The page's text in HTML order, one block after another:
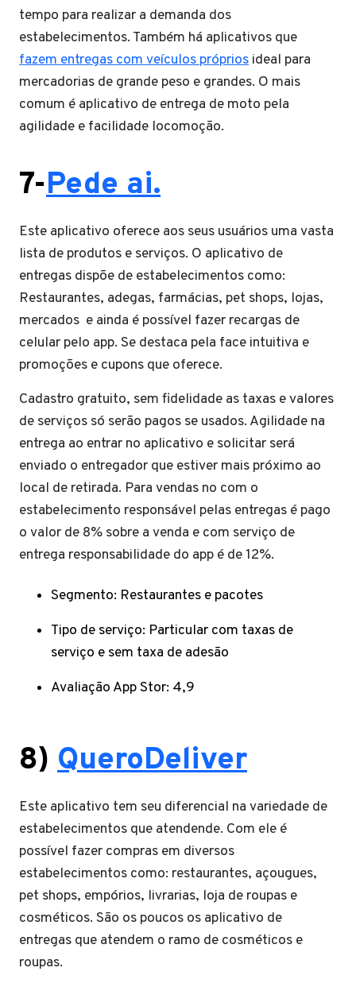
tempo para realizar a demanda dos
estabelecimentos. Também há aplicativos que
fazem entregas com veículos próprios ideal para
mercadorias de grande peso e grandes. O mais
comum é aplicativo de entrega de moto pela
agilidade e facilidade locomoção.
7-Pede ai.
Este aplicativo oferece aos seus usuários uma vasta
lista de produtos e serviços. O aplicativo de
entregas dispõe de estabelecimentos como:
Restaurantes, adegas, farmácias, pet shops, lojas,
mercados e ainda é possível fazer recargas de
celular pelo app. Se destaca pela face intuitiva e
promoções e cupons que oferece.
Cadastro gratuito, sem fidelidade as taxas e valores
de serviços só serão pagos se usados. Agilidade na
entrega ao entrar no aplicativo e solicitar será
enviado o entregador que estiver mais próximo ao
local de retirada. Para vendas no com o
estabelecimento responsável pelas entregas é pago
o valor de 8% sobre a venda e com serviço de
entrega responsabilidade do app é de 12%.
Segmento: Restaurantes e pacotes
Tipo de serviço: Particular com taxas de
serviço e sem taxa de adesão
Avaliação App Stor: 4,9
8) QueroDeliver
Este aplicativo tem seu diferencial na variedade de
estabelecimentos que atendende. Com ele é
possível fazer compras em diversos
estabelecimentos como: restaurantes, açougues,
pet shops, empórios, livrarias, loja de roupas e
cosméticos. São os poucos os aplicativo de
entregas que atendem o ramo de cosméticos e
roupas.